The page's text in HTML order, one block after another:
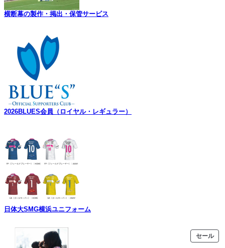
横断幕の製作・掲出・保管サービス
2026BLUES会員（ロイヤル・レギュラー）
日体大SMG横浜ユニフォーム
セール販
売